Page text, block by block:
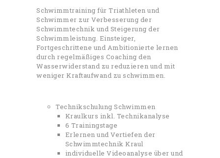
Schwimmtraining für Triathleten und
Schwimmer zur Verbesserung der
Schwimmtechnik und Steigerung der
Schwimmleistung. Einsteiger,
Fortgeschrittene und Ambitionierte lernen
durch regelmäßiges Coaching den
Wasserwiderstand zu reduzieren und mit
weniger Kraftaufwand zu schwimmen.
Technikschulung Schwimmen
Kraulkurs inkl. Technikanalyse
6 Trainingstage
Erlernen und Vertiefen der
Schwimmtechnik Kraul
individuelle Videoanalyse über und